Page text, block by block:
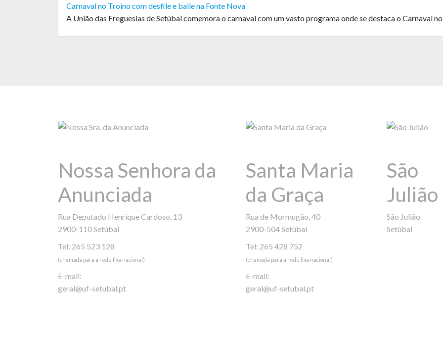
Carnaval no Troino com desfile e baile na Fonte Nova
A União das Freguesias de Setúbal comemora o carnaval com um vasto programa onde se destaca o Carnaval
Nossa Senhora da
Anunciada
Rua Deputado Henrique Cardoso, 13
2900-110 Setúbal
Tel: 265 523 128
(chamada para a rede fixa nacional)
E-mail:
geral@uf-setubal.pt
Santa Maria
da Graça
Rua de Mormugão, 40
2900-504 Setúbal
Tel: 265 428 752
(chamada para a rede fixa nacional)
E-mail:
geral@uf-setubal.pt
São
Julião
São Julião
Setúbal